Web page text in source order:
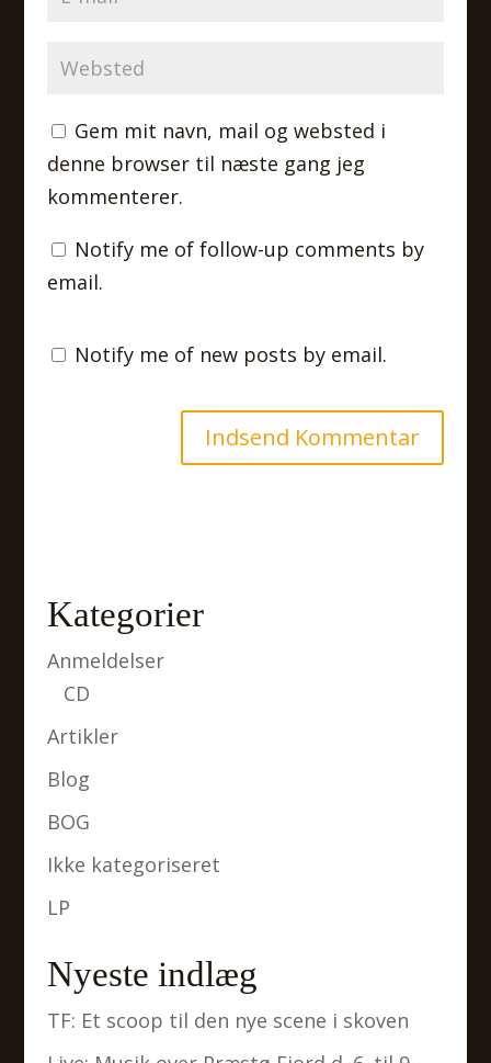
Gem mit navn, mail og websted i
denne browser til næste gang jeg
kommenterer.
Notify me of follow-up comments by
email.
Notify me of new posts by email.
Kategorier
Anmeldelser
CD
Artikler
Blog
BOG
Ikke kategoriseret
LP
Nyeste indlæg
TF: Et scoop til den nye scene i skoven